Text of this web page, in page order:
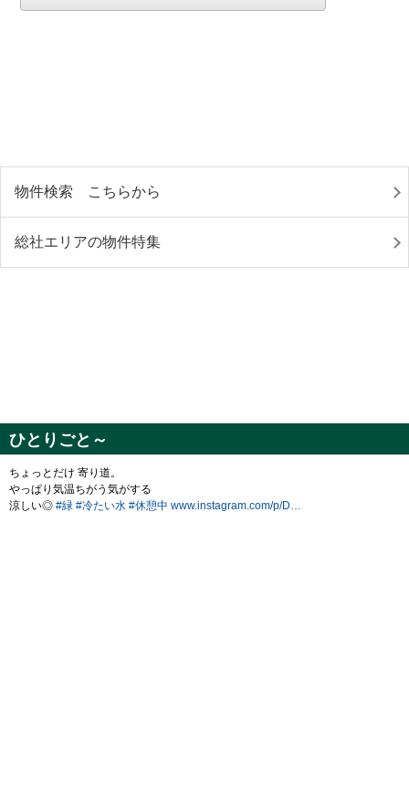
物件検索 こちらから
総社エリアの物件特集
ひとりごと～